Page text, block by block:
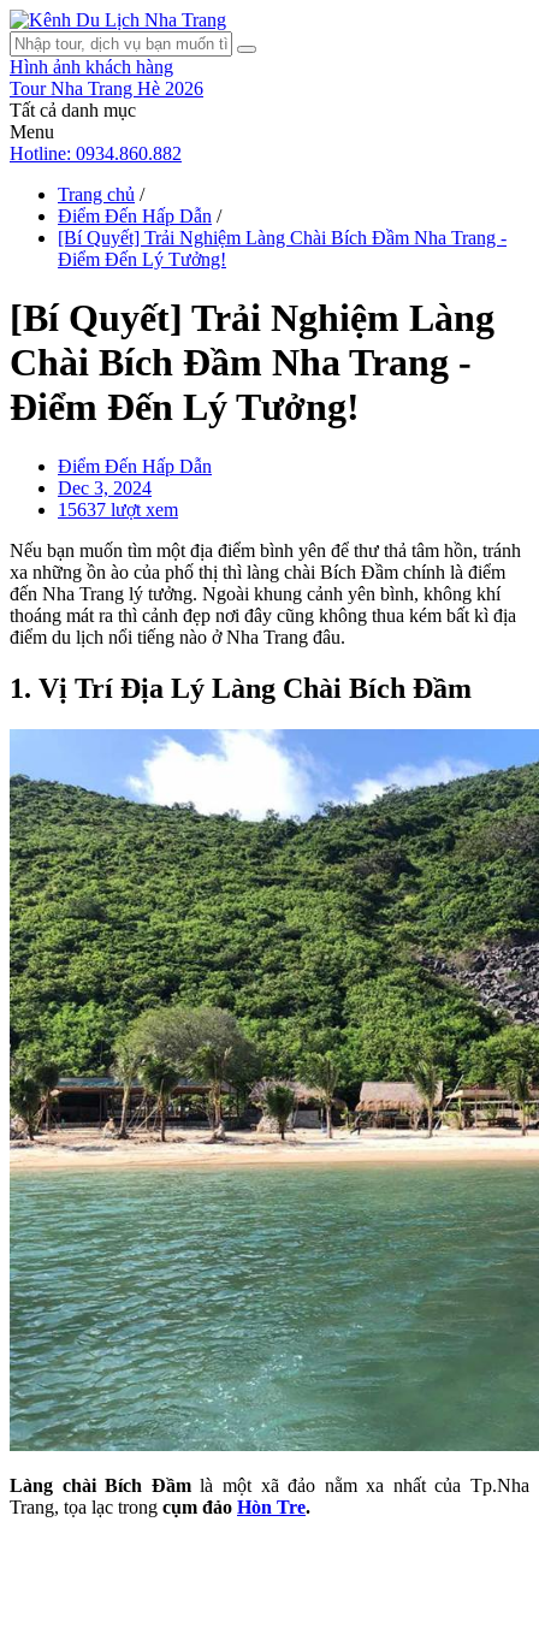
Hình ảnh khách hàng
Tour Nha Trang Hè 2026
Tất cả danh mục
Menu
Hotline: 0934.860.882
Trang chủ /
Điểm Đến Hấp Dẫn /
[Bí Quyết] Trải Nghiệm Làng Chài Bích Đầm Nha Trang -
Điểm Đến Lý Tưởng!
[Bí Quyết] Trải Nghiệm Làng
Chài Bích Đầm Nha Trang -
Điểm Đến Lý Tưởng!
Điểm Đến Hấp Dẫn
Dec 3, 2024
15637 lượt xem
Nếu bạn muốn tìm một địa điểm bình yên để thư thả tâm hồn, tránh
xa những ồn ào của phố thị thì làng chài Bích Đầm chính là điểm
đến Nha Trang lý tưởng. Ngoài khung cảnh yên bình, không khí
thoáng mát ra thì cảnh đẹp nơi đây cũng không thua kém bất kì địa
điểm du lịch nổi tiếng nào ở Nha Trang đâu.
1. Vị Trí Địa Lý Làng Chài Bích Đầm
Làng chài Bích Đầmlà một xã đảo nằm xa nhất của Tp.Nha
Trang, tọa lạc trong cụm đảo Hòn Tre.